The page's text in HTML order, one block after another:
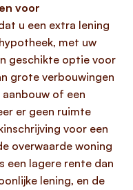
voor
u een extra lening
met uw
geschikte optie voor
grote verbouwingen
aanbouw of een
er geen ruimte
voor een
overwaarde woning
een lagere rente dan
lening, en de